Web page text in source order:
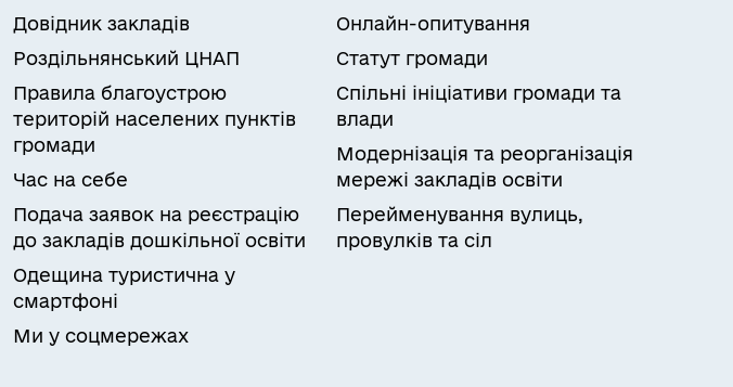
Довідник закладів
Роздільнянський ЦНАП
Правила благоустрою
територій населених пунктів
громади
Час на себе
Подача заявок на реєстрацію
до закладів дошкільної освіти
Одещина туристична у
смартфоні
Ми у соцмережах
Онлайн-опитування
Статут громади
Спільні ініціативи громади та
влади
Модернізація та реорганізація
мережі закладів освіти
Перейменування вулиць,
провулків та сіл